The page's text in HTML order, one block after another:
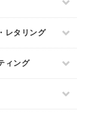
レタリング
ィング